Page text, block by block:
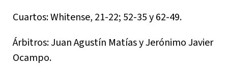
Cuartos: Whitense, 21-22; 52-35 y 62-49.
Árbitros: Juan Agustín Matías y⁩ Jerónimo Javier
Ocampo.⁩